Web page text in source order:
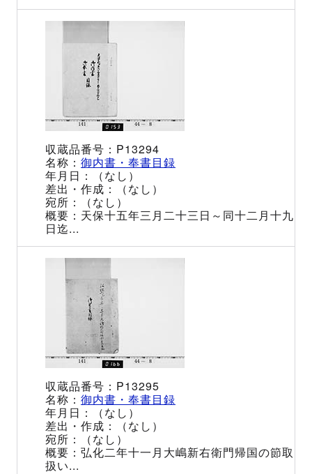
P13294
御内書・奉書目録
（なし）
（なし）
（なし）
天保十五年三月二十三日～同十二月十九
日迄...
P13295
御内書・奉書目録
（なし）
（なし）
（なし）
弘化二年十一月大嶋新右衛門帰国の節取
扱い...